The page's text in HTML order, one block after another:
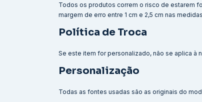
Todos os produtos correm o risco de estarem
margem de erro entre 1 cm e 2,5 cm nas
Política de Troca
Se este item for personalizado, não se aplica à
Personalização
Todas as fontes usadas são as originais do